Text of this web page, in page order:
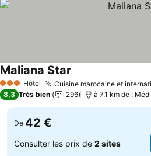
3 ÉtoilesHôtel Cuisine marocaine et
Maliana Star
8,3 Très bien 296 à 7.1 km de :
De 42 €
Consulter les prix de 2 sites